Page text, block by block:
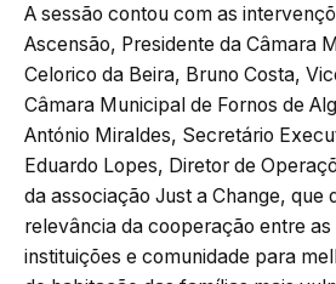
A sessão contou com as
Ascensão, Presidente da Câmara
Celorico da Beira, Bruno Costa,
Câmara Municipal de Fornos de
António Miraldes, Secretário
Eduardo Lopes, Diretor de
da associação Just a Change, que
relevância da cooperação entre as
instituições e comunidade para